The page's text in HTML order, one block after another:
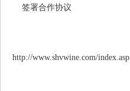
签署合作协议
http://www.shvwine.com/index.asp